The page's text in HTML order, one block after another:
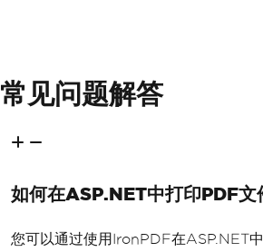
常见问题解答
如何在ASP.NET中打印PDF文
您可以通过使用IronPDF在ASP.NET